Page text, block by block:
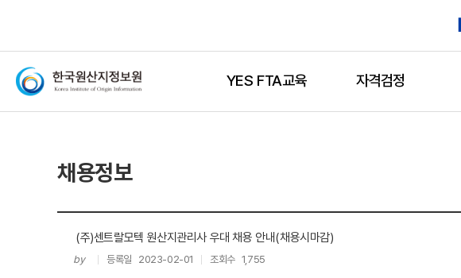
YES FTA교육 자격검정
채용정보
(주)센트랄모텍 원산지관리사 우대 채용 안내(채용시마감)
by 등록일 2023-02-01 조회수 1,755